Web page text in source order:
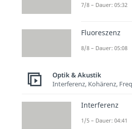
7/8 – Dauer: 05:32
Fluoreszenz
8/8 – Dauer: 05:08
Optik & Akustik
Interferenz, Kohärenz,
Interferenz
1/5 – Dauer: 04:41